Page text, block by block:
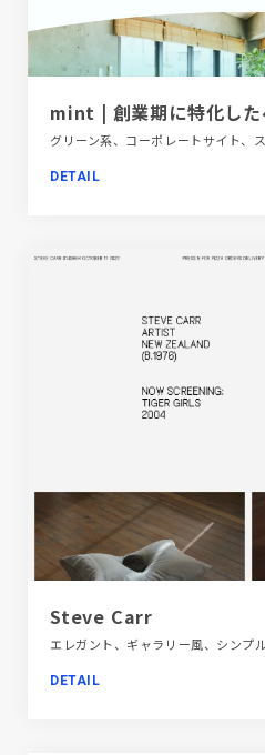
DETAIL
Steve Carr
DETAIL